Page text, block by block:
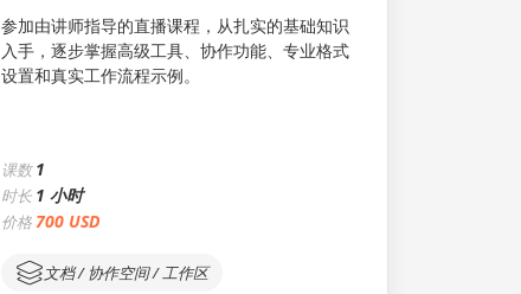
参加由讲师指导的直播课程，从扎实的基础知识
入手，逐步掌握高级工具、协作功能、专业格式
设置和真实工作流程示例。
课数 1
时长 1 小时
价格700 USD
文档 / 协作空间 / 工作区